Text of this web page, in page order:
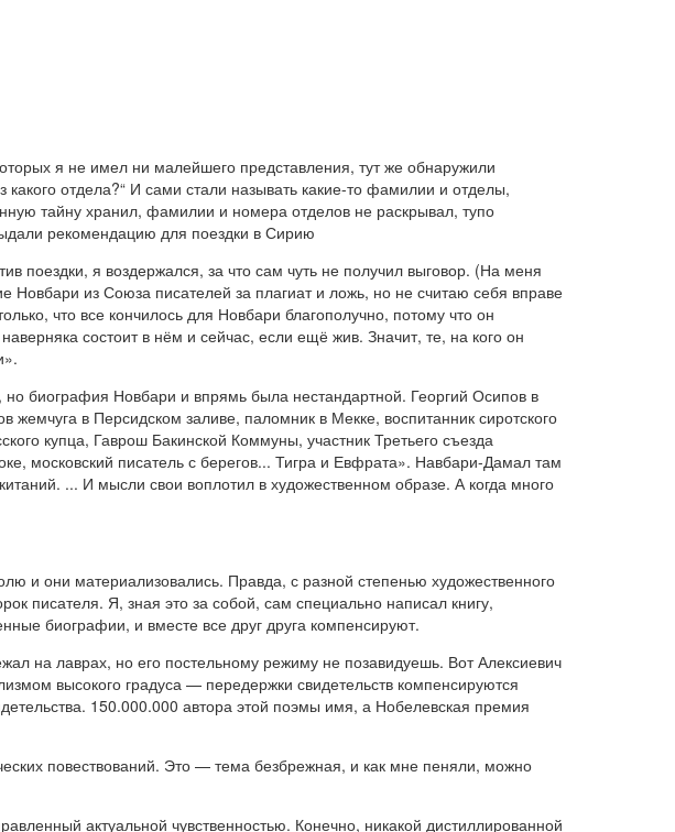
я не имел ни малейшего представления, тут же обнаружили
отдела?“ И сами стали называть какие-то фамилии и отделы,
тайну хранил, фамилии и номера отделов не раскрывал, тупо
рекомендацию для поездки в Сирию
поездки, я воздержался, за что сам чуть не получил выговор. (На меня
Новбари из Союза писателей за плагиат и ложь, но не считаю себя вправе
что все кончилось для Новбари благополучно, потому что он
состоит в нём и сейчас, если ещё жив. Значит, те, на кого он
биография Новбари и впрямь была нестандартной. Георгий Осипов в
жемчуга в Персидском заливе, паломник в Мекке, воспитанник сиротского
купца, Гаврош Бакинской Коммуны, участник Третьего съезда
московский писатель с берегов... Тигра и Евфрата». Навбари-Дамал там
... И мысли свои воплотил в художественном образе. А когда много
и они материализовались. Правда, с разной степенью художественного
писателя. Я, зная это за собой, сам специально написал книгу,
биографии, и вместе все друг друга компенсируют.
на лаврах, но его постельному режиму не позавидуешь. Вот Алексиевич
высокого градуса — передержки свидетельств компенсируются
150.000.000 автора этой поэмы имя, а Нобелевская премия
повествований. Это — тема безбрежная, и как мне пеняли, можно
актуальной чувственностью. Конечно, никакой дистиллированной